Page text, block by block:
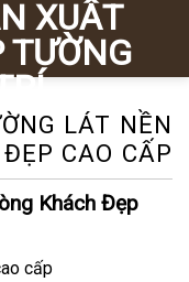
XUẤT
TƯỜNG
LÁT NỀN
CAO CẤP
Khách Đẹp
cấp